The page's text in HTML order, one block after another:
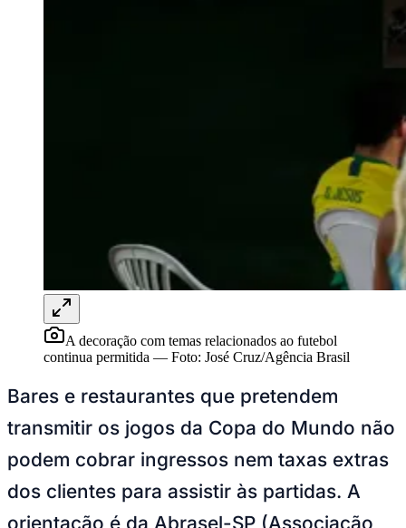
Panorama Econômico
Panorama Econômico
Para Sua Empresa
Anuncie no Portal
Verificar EmpresaNovo
Anunciar VagasNovo
NFL
UFC
MLB
A decoração com temas relacionados ao futebol
continua permitida — Foto: José Cruz/Agência Brasil
Bares e restaurantes que pretendem
transmitir os jogos da Copa do Mundo não
podem cobrar ingressos nem taxas extras
dos clientes para assistir às partidas. A
orientação é da Abrasel-SP (Associação